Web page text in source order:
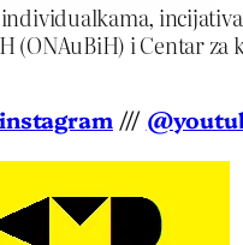
(ONAuBiH) i Centar
instagram ///